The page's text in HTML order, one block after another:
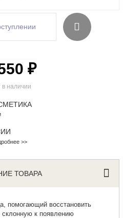
в наличии
₽
>>
ТОВАРА
, помогающий восстановить
к появлению